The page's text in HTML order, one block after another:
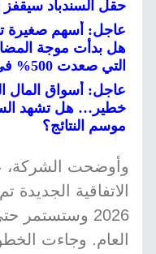
حقل السندباد سيقفز إلى 100 ألف
عاجل: أسهم صغيرة
هل بدأت موجة
التي صعدت 500% في يوم واحد!
عاجل: أسواق المال
خطير… هل تشهد
موسم النتائج؟
وأوضحت الشركة،
2026
العام. وجاءت